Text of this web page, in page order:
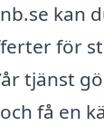
kan
för
tjänst
få en